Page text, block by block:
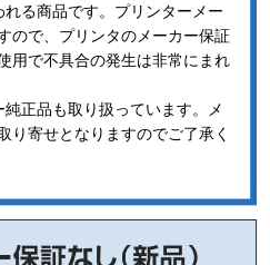
る商品です。プリンターメー
ので、プリンタのメーカー保証
用で不具合の発生は非常にまれ
正品も取り扱っています。メ
り寄せとなりますのでご了承く